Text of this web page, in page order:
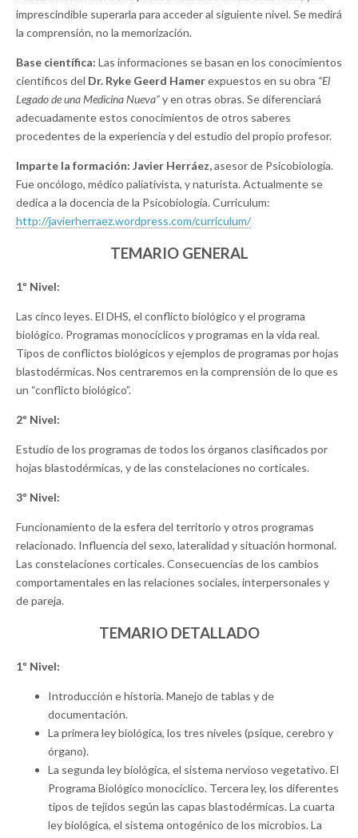
imprescindible superarla para acceder al siguiente nivel. Se medirá
la comprensión, no la memorización.
Base científica: Las informaciones se basan en los conocimientos
científicos del Dr. Ryke Geerd Hamerexpuestos en su obra “El
Legado de una Medicina Nueva”y en otras obras. Se diferenciará
adecuadamente estos conocimientos de otros saberes
procedentes de la experiencia y del estudio del propio profesor.
Imparte la formación: Javier Herráez,asesor de Psicobiología.
Fue oncólogo, médico paliativista, y naturista. Actualmente se
dedica a la docencia de la Psicobiología. Curriculum:
http://javierherraez.wordpress.com/curriculum/
TEMARIO GENERAL
1º Nivel:
Las cinco leyes. El DHS, el conflicto biológico y el programa
biológico. Programas monocíclicos y programas en la vida real.
Tipos de conflictos biológicos y ejemplos de programas por hojas
blastodérmicas. Nos centraremos en la comprensión de lo que es
un “conflicto biológico”.
2º Nivel:
Estudio de los programas de todos los órganos clasificados por
hojas blastodérmicas, y de las constelaciones no corticales.
3º Nivel:
Funcionamiento de la esfera del territorio y otros programas
relacionado. Influencia del sexo, lateralidad y situación hormonal.
Las constelaciones corticales. Consecuencias de los cambios
comportamentales en las relaciones sociales, interpersonales y
de pareja.
TEMARIO DETALLADO
1º Nivel:
Introducción e historia. Manejo de tablas y de
documentación.
La primera ley biológica, los tres niveles (psique, cerebro y
órgano).
La segunda ley biológica, el sistema nervioso vegetativo. El
Programa Biológico monocíclico. Tercera ley, los diferentes
tipos de tejidos según las capas blastodérmicas. La cuarta
ley biológica, el sistema ontogénico de los microbios. La